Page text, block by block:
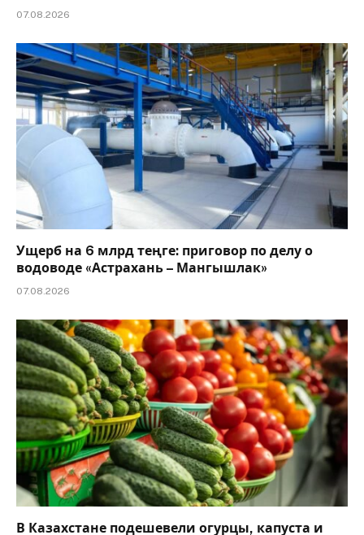
07.08.2026
Ущерб на 6 млрд теңге: приговор по делу о
водоводе «Астрахань – Мангышлак»
07.08.2026
В Казахстане подешевели огурцы, капуста и